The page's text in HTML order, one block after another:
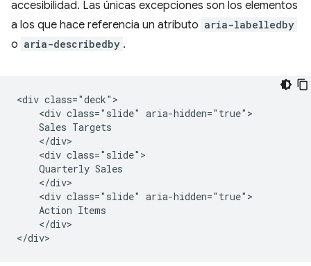
accesibilidad. Las únicas excepciones son los elementos
a los que hace referencia un atributo aria-labelledby
o aria-describedby .
<div class="deck">
    <div class="slide" aria-hidden="true">
    Sales Targets
    </div>
    <div class="slide">
    Quarterly Sales
    </div>
    <div class="slide" aria-hidden="true">
    Action Items
    </div>